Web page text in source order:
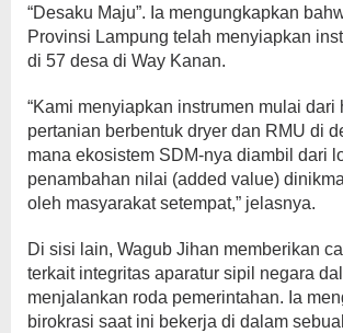
“Desaku Maju”. Ia mengungkapkan
Provinsi Lampung telah menyiapkan
di 57 desa di Way Kanan.
“Kami menyiapkan instrumen mulai dari
pertanian berbentuk dryer dan RMU di
mana ekosistem SDM-nya diambil dari
penambahan nilai (added value)
oleh masyarakat setempat,” jelasnya.
​Di sisi lain, Wagub Jihan memberikan
terkait integritas aparatur sipil negara
menjalankan roda pemerintahan. Ia
birokrasi saat ini bekerja di dalam